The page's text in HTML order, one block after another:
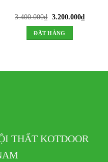
3.400.000₫ Giá
là:
3.400.000₫.
3.200.000₫Giá
ĐẶT HÀNG
THẤT KOTDOOR